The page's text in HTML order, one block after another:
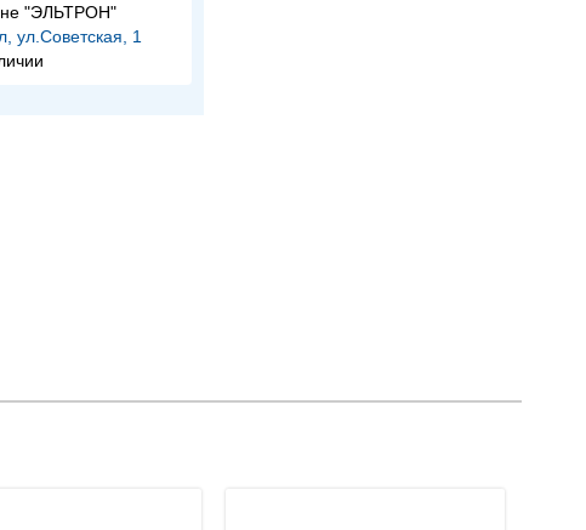
"ЭЛЬТРОН"
ул.Советская, 1